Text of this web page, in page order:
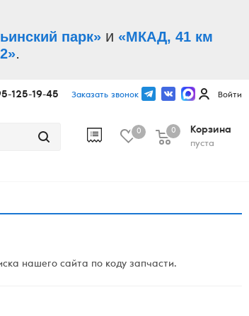
парк» и «МКАД, 41 км
.
125-19-45 Заказать звонок Войти
0
Корзина
пуста
0
нашего сайта по коду запчасти.